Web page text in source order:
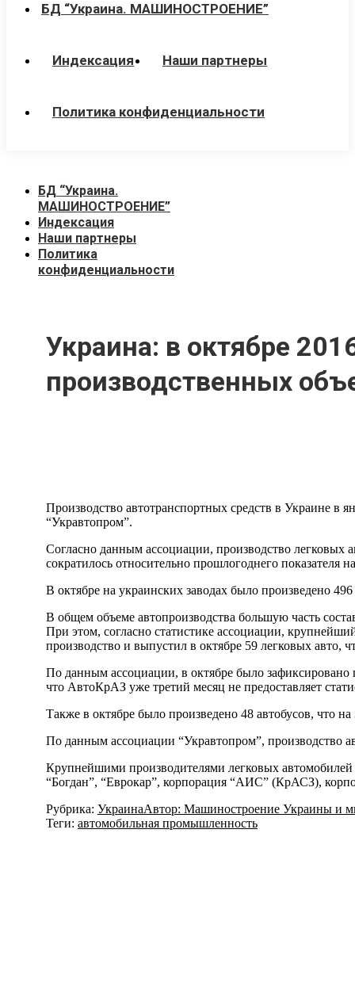
БД “Украина. МАШИНОСТРОЕНИЕ”
Индекcация Наши партнеры
Политика конфиденциальности
БД “Украина.
МАШИНОСТРОЕНИЕ”
Индекcация
Наши партнеры
Политика
конфиденциальности
Украина: в октябре
производственных
Производство автотранспортных средств в Украине в
“Укравтопром”.
Согласно данным ассоциации, производство легковых
сократилось относительно прошлогоднего показателя
В октябре на украинских заводах было произведено
В общем объеме автопроизводства большую часть
При этом, согласно статистике ассоциации,
производство и выпустил в октябре 59 легковых авто,
По данным ассоциации, в октябре было зафиксировано
что АвтоКрАЗ уже третий месяц не предоставляет
Также в октябре было произведено 48 автобусов, что
По данным ассоциации “Укравтопром”, производство
Крупнейшими производителями легковых автомобилей
“Богдан”, “Еврокар”, корпорация “АИС” (КрАСЗ),
Рубрика: УкраинаАвтор: Машиностроение Украины и
Теги: автомобильная промышленность